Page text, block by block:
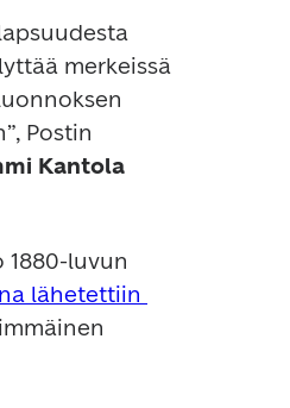
merkeissä
Postin
luvun
lähetettiin